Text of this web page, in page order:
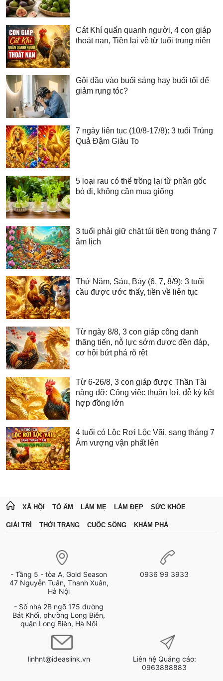
Cát Khí quấn quanh người, 4 con giáp
thoát nạn, Tiền lại về từ tuổi trung niên
Gội đầu vào buổi sáng hay buổi tối để
giảm rụng tóc?
7 ngày liên tục (10/8-17/8): 3 tuổi Trúng
Quả Đậm Giàu To
5 loại rau có thể trồng lại từ phần gốc
bỏ đi, không cần mua giống
3 tuổi phải giữ chặt túi tiền trong tháng 7
âm lịch
Thứ Năm, Sáu, Bảy (6, 7, 8/9): 3 tuổi
cầu được ước thấy, tiền về liên tục
Từ ngày 8/8, 3 con giáp công danh
thăng tiến, nỗ lực sớm được đền đáp,
cơ hội bứt phá rõ rệt
Từ 6-26/8, 3 con giáp được Thần Tài
nâng đỡ: Công việc thuận lợi, dễ ký kết
hợp đồng lớn
4 tuổi có Lộc Rơi Lộc Vãi, sang tháng 7
Âm vượng vận phất lên
XÃ HỘI TỔ ẤM LÀM MẸ LÀM ĐẸP SỨC KHỎE
GIẢI TRÍ THỜI TRANG CUỘC SỐNG KHÁM PHÁ
- Tầng 5 - tòa A, Gold Season
47 Nguyễn Tuân, Thanh Xuân,
Hà Nội
- Số nhà 2B ngõ 175 đường
Bát Khối, phường Long Biên,
quận Long Biên, Hà Nội
0936 99 3933
linhnt@ideaslink.vn
Liên hệ Quảng cáo:
0963888883